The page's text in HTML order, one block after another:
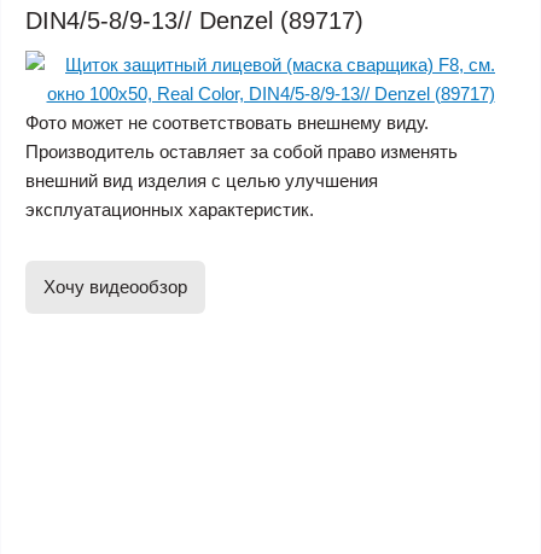
DIN4/5-8/9-13// Denzel (89717)
Фото может не соответствовать внешнему виду.
Производитель оставляет за собой право изменять
внешний вид изделия с целью улучшения
эксплуатационных характеристик.
Хочу видеообзор